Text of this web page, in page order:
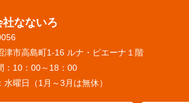
社なないろ
津市高島町1-16 ルナ・ピエーナ１階
10：00～18：00
水曜日（1月～3月は無休）